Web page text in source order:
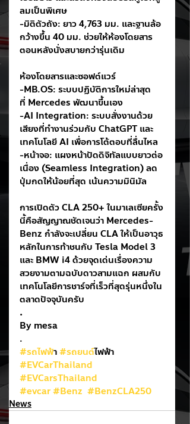
ลมเป็นพิเศษ
-มิติตัวถัง: ยาว 4,763 มม. และฐานล้อ
กว้างขึ้น 40 มม. ช่วยให้ห้องโดยสาร
ตอนหลังนั่งสบายกว่ารุ่นเดิม
ห้องโดยสารและซอฟต์แวร์
-MB.OS: ระบบปฏิบัติการใหม่ล่าสุด
ที่ Mercedes พัฒนาขึ้นเอง
-AI Integration: ระบบสั่งงานด้วย
เสียงที่ทำงานร่วมกับ ChatGPT และ
เทคโนโลยี AI เพื่อการโต้ตอบที่ลื่นไหล
-หน้าจอ: แผงหน้าปัดดิจิทัลแบบยาวต่อ
เนื่อง (Seamless Integration) ลด
ปุ่มกดให้น้อยที่สุด เน้นความมินิมัล
การเปิดตัว CLA 250+ ในมาเลเซียครั้ง
นี้คือสัญญาณชัดเจนว่า Mercedes-
Benz กำลังจะเปลี่ยน CLA ให้เป็นอาวุธ
หลักในการท้าชนกับ Tesla Model 3
และ BMW i4 ด้วยจุดเด่นเรื่องความ
สวยงามตามฉบับดาวสามแฉก ผสมกับ
เทคโนโลยีการชาร์จที่เร็วที่สุดรุ่นหนึ่งใน
ตลาดปัจจุบันครับ
.
By mesa
.
#รถไฟฟ้า #รถยนต์ไฟฟ้า
#EVCarThailand
#EVCarsThailand
#evcar#Benz #BenzCLA250
News